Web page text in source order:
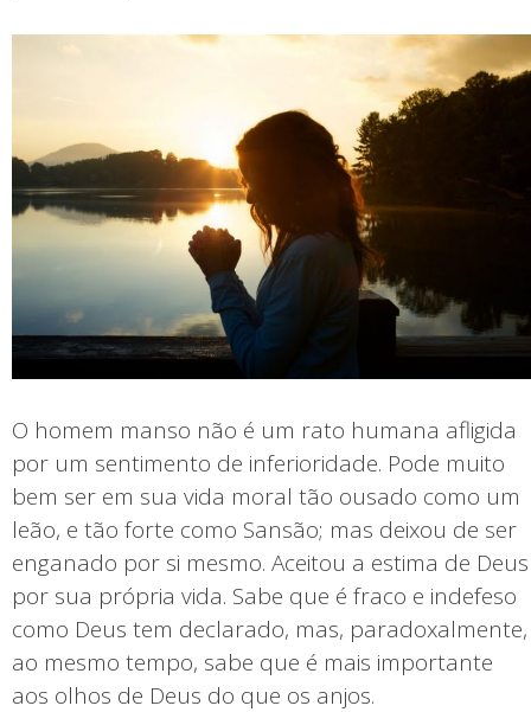
O homem manso não é um rato humana afligida
por um sentimento de inferioridade. Pode muito
bem ser em sua vida moral tão ousado como um
leão, e tão forte como Sansão; mas deixou de ser
enganado por si mesmo. Aceitou a estima de Deus
por sua própria vida. Sabe que é fraco e indefeso
como Deus tem declarado, mas, paradoxalmente,
ao mesmo tempo, sabe que é mais importante
aos olhos de Deus do que os anjos.